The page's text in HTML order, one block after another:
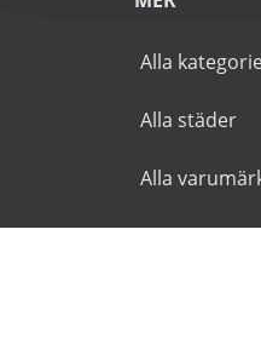
Alla
Alla städer
Alla